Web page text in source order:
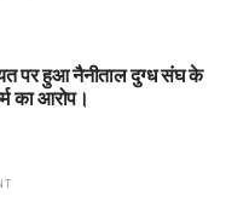
पर हुआ नैनीताल दुग्ध संघ के
का आरोप।